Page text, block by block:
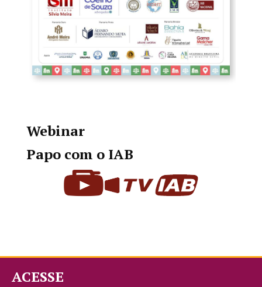
Webinar
Papo com o IAB
ACESSE